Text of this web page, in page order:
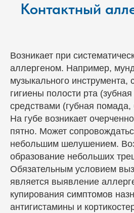
Контактный
Возникает при
аллергеном. Например,
музыкального инструмента,
гигиены полости рта
средствами (губная
На губе возникает
пятно. Может
небольшим шелушением.
образование небольших
Обязательным условием
является выявление
купирования симптомов
антигистамины и